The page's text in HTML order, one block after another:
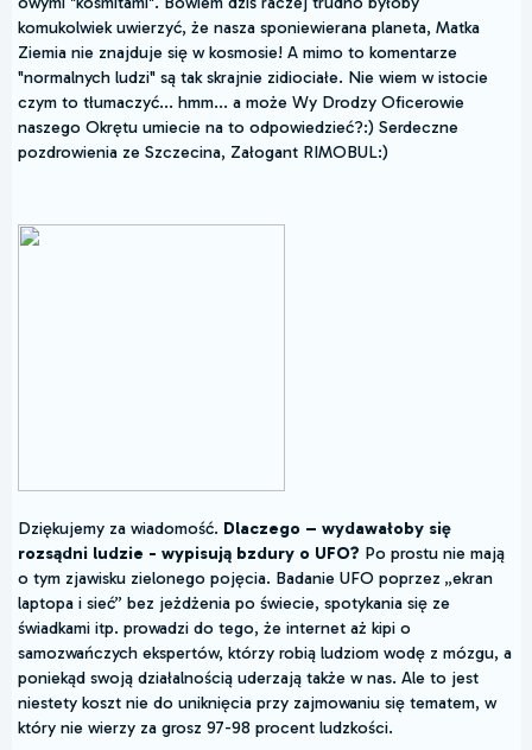
komukolwiek uwierzyć, że nasza sponiewierana planeta, Matka
Ziemia nie znajduje się w kosmosie! A mimo to komentarze
"normalnych ludzi" są tak skrajnie zidiociałe. Nie wiem w istocie
czym to tłumaczyć... hmm... a może Wy Drodzy Oficerowie
naszego Okrętu umiecie na to odpowiedzieć?:) Serdeczne
pozdrowienia ze Szczecina, Załogant RIMOBUL:)
Dziękujemy za wiadomość. Dlaczego – wydawałoby się
rozsądni ludzie - wypisują bzdury o UFO? Po prostu nie mają
o tym zjawisku zielonego pojęcia. Badanie UFO poprzez „ekran
laptopa i sieć” bez jeżdżenia po świecie, spotykania się ze
świadkami itp. prowadzi do tego, że internet aż kipi o
samozwańczych ekspertów, którzy robią ludziom wodę z mózgu, a
poniekąd swoją działalnością uderzają także w nas. Ale to jest
niestety koszt nie do uniknięcia przy zajmowaniu się tematem, w
który nie wierzy za grosz 97-98 procent ludzkości.